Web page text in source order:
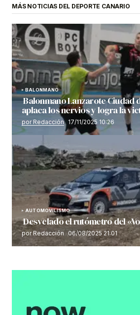
MÁS NOTICIAS DEL DEPORTE CANARIO
BALONMANO
Balonmano Lanzarote Ciudad
aplaca los nervios y logra la
por Redacción 17/11/2025 10:26
AUTOMOVILISMO
Desvelado el rutómetro del
por Redacción 06/08/2025 21:01